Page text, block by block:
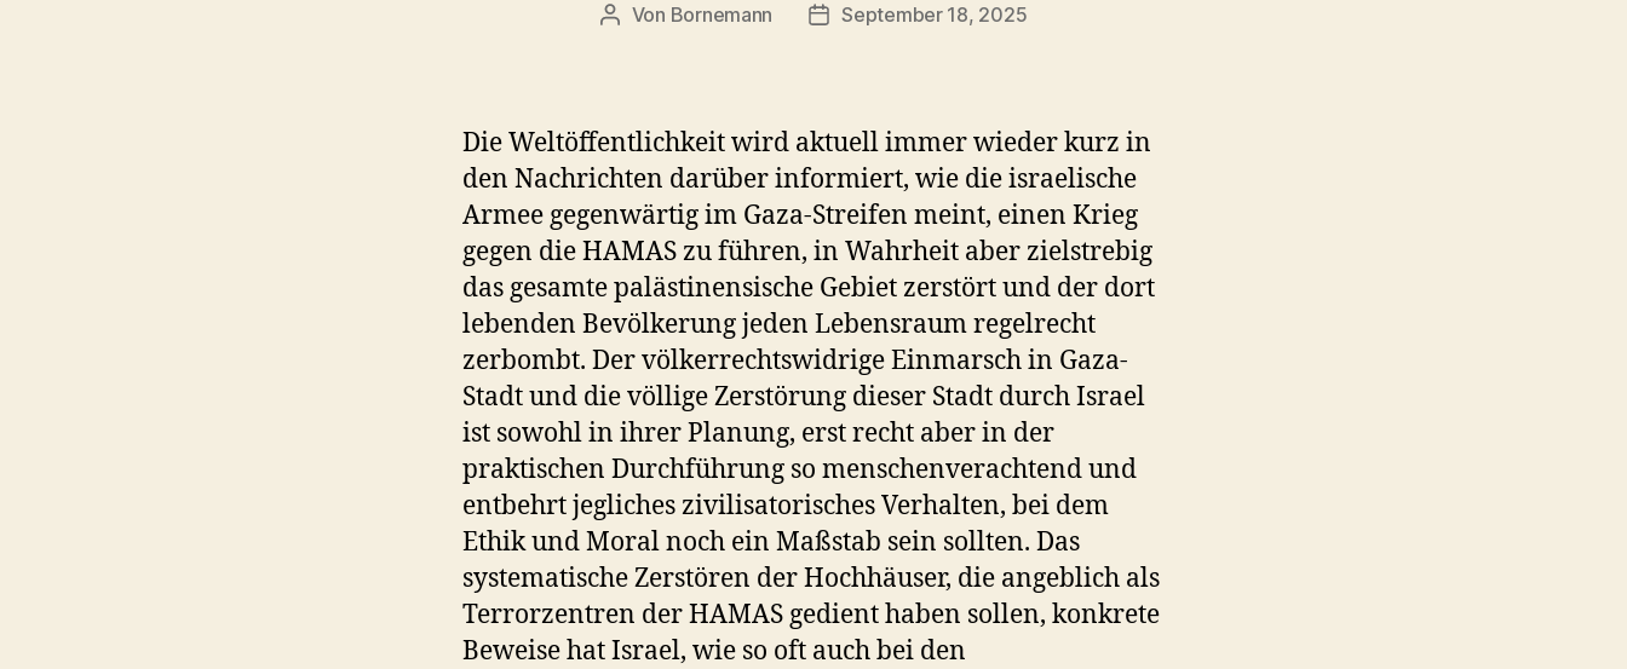
Beitragsautor
Von Bornemann Veröffentlichungsdatum
September 18, 2025
Die Weltöffentlichkeit wird aktuell immer wieder kurz in
den Nachrichten darüber informiert, wie die israelische
Armee gegenwärtig im Gaza-Streifen meint, einen Krieg
gegen die HAMAS zu führen, in Wahrheit aber zielstrebig
das gesamte palästinensische Gebiet zerstört und der dort
lebenden Bevölkerung jeden Lebensraum regelrecht
zerbombt. Der völkerrechtswidrige Einmarsch in Gaza-
Stadt und die völlige Zerstörung dieser Stadt durch Israel
ist sowohl in ihrer Planung, erst recht aber in der
praktischen Durchführung so menschenverachtend und
entbehrt jegliches zivilisatorisches Verhalten, bei dem
Ethik und Moral noch ein Maßstab sein sollten. Das
systematische Zerstören der Hochhäuser, die angeblich als
Terrorzentren der HAMAS gedient haben sollen, konkrete
Beweise hat Israel, wie so oft auch bei den